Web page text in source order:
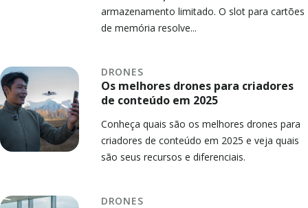
armazenamento limitado. O slot para cartões
de memória resolve...
DRONES
Os melhores drones para criadores
de conteúdo em 2025
Conheça quais são os melhores drones para
criadores de conteúdo em 2025 e veja quais
são seus recursos e diferenciais.
DRONES